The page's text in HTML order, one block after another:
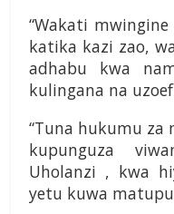
“Wakati
katika kazi zao,
adhabu kwa
kulingana na
“Tuna hukumu za
kupunguza
Uholanzi , kwa
yetu kuwa matupu